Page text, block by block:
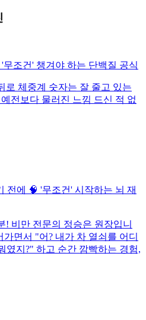
조건' 챙겨야 하는 단백질 공식
로 체중계 숫자는 잘 줄고 있는
전보다 물러진 느낌 드신 적 없
전에 🧠 '무조건' 시작하는 뇌 재
! 비만 전문의 정승은 원장입니
면서 "어? 내가 차 열쇠를 어디
였지?" 하고 순간 깜빡하는 경험,